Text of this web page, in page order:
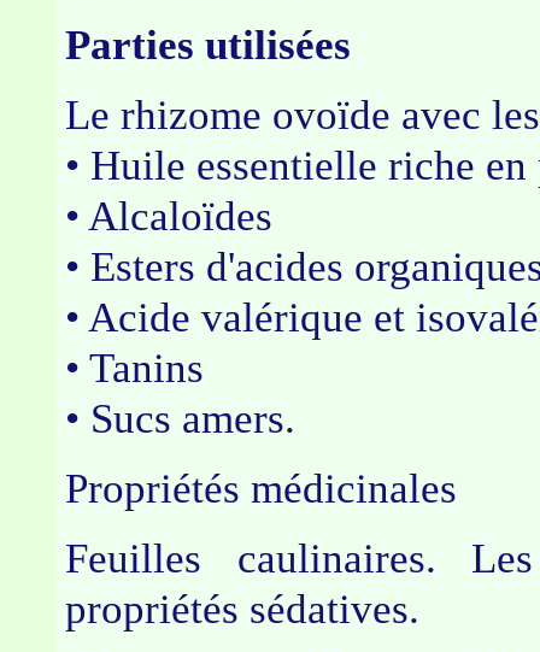
Parties utilisées
Le rhizome ovoïde avec
• Huile essentielle riche
• Alcaloïdes
• Esters d'acides
• Acide valérique et
• Tanins
• Sucs amers.
Propriétés médicinales
Feuilles caulinaires.
propriétés sédatives.